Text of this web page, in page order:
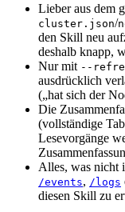
Lieber aus dem
cluster.json/
den Skill neu
deshalb knapp,
Nur mit --
ausdrücklich
(„hat sich der
Die
(vollständige
Lesevorgänge
Alles, was nicht
/events, /logs
diesen Skill zu